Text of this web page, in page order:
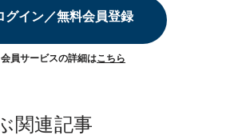
グイン／無料会員登録
会員サービスの詳細はこちら
関連記事